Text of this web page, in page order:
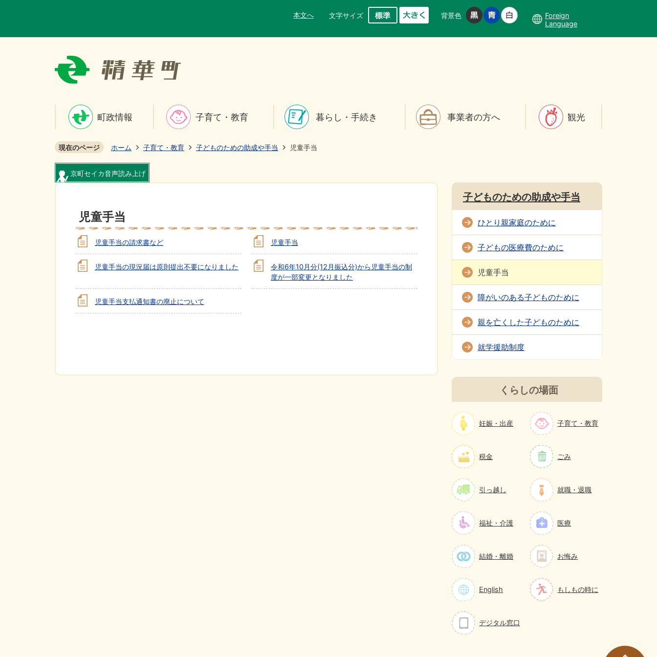
本文へ 文字サイズ 背景色
Foreign
Language
町政情報 子育て・教育 暮らし・手続き 事業者の方へ 観光
現在のページ ホーム 子育て・教育 子どものための助成や手当 児童手当
京町セイカ音声読み上げ
児童手当
児童手当の請求書など 児童手当
児童手当の現況届は原則提出不要になりました
令和6年10月分(12月振込分)から児童手当の制
度が一部変更となりました
児童手当支払通知書の廃止について
子どものための助成や手当
ひとり親家庭のために
子どもの医療費のために
児童手当
障がいのある子どものために
親を亡くした子どものために
就学援助制度
くらしの場面
妊娠・出産 子育て・教育
税金 ごみ
引っ越し 就職・退職
福祉・介護 医療
結婚・離婚 お悔み
English もしもの時に
デジタル窓口